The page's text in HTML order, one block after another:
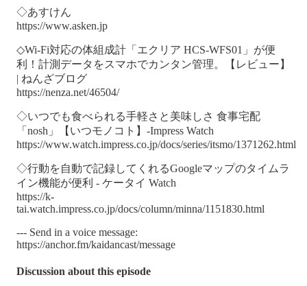
◇あすけん
https://www.asken.jp
◇Wi-Fi対応の体組成計「エクリア HCS-WFS01」が便
利！計測データをスマホでカンタン管理。【レビュー】
| ねんざブログ
https://nenza.net/46504/
◇いつでも食べられる手軽さと美味しさ 食事宅配
「nosh」【いつモノコト】-Impress Watch
https://www.watch.impress.co.jp/docs/series/itsmo/1371262.html
◇行動を自動で記録してくれるGoogleマップのタイムラ
イン機能が便利 - ケータイ Watch
https://k-
tai.watch.impress.co.jp/docs/column/minna/1151830.html
--- Send in a voice message:
https://anchor.fm/kaidancast/message
Discussion about this episode